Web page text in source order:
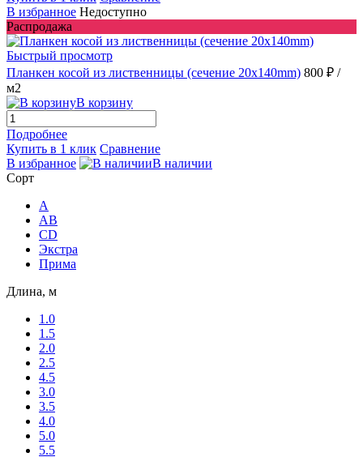
В избранное Недоступно
Распродажа
Быстрый просмотр
Планкен косой из лиственницы (сечение 20х140mm) 800 ₽ /
м2
В корзину
Подробнее
Купить в 1 клик Сравнение
В избранное
В наличии
Сорт
A
AB
CD
Экстра
Прима
Длина, м
1.0
1.5
2.0
2.5
4.5
3.0
3.5
4.0
5.0
5.5